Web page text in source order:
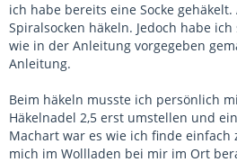
ich habe bereits eine Socke gehäkelt.
Spiralsocken häkeln. Jedoch habe
wie in der Anleitung vorgegeben
Anleitung.
Beim häkeln musste ich persönlich
Häkelnadel 2,5 erst umstellen und
Machart war es wie ich finde einfach
mich im Wollladen bei mir im Ort